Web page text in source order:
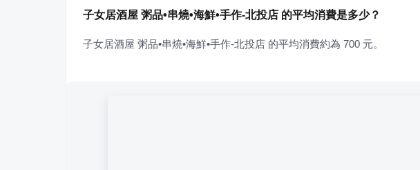
子女居酒屋 粥品•串燒•海鮮•手作-北投店 的平均消費是多少？
子女居酒屋 粥品•串燒•海鮮•手作-北投店 的平均消費約為 700 元。